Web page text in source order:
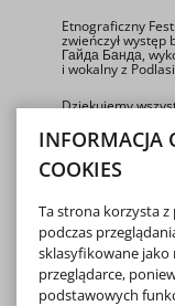
Etnograficzny
zwieńczył występ
Гайда Банда,
i wokalny z
Dziękujemy
Rolnictwa.
Partnerzy
Podlasie.
Dofinansowano
Narodowego w
Kultury:
INFORMACJA
COOKIES
Ta strona korzysta
podczas
sklasyfikowane jako
przeglądarce,
podstawowych